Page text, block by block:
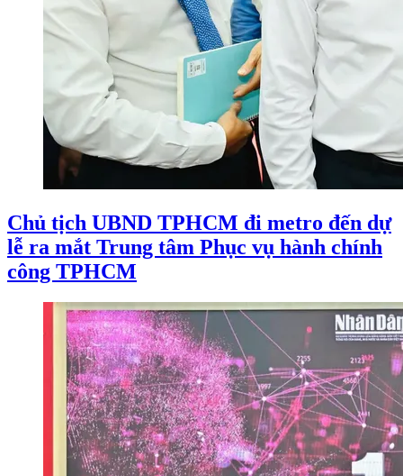
Chủ tịch UBND TPHCM đi metro đến dự
lễ ra mắt Trung tâm Phục vụ hành chính
công TPHCM